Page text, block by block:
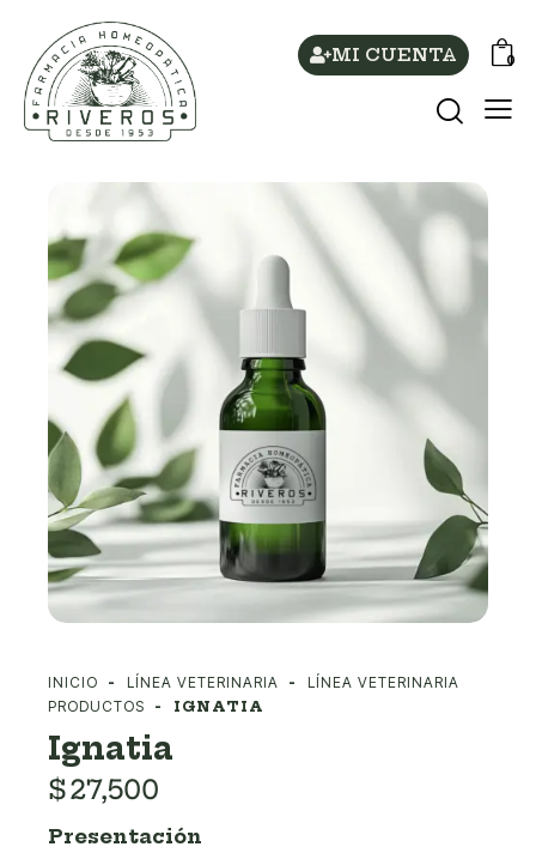
MI CUENTA 0
INICIO LÍNEA VETERINARIA
LÍNEA VETERINARIA
PRODUCTOS
IGNATIA
Ignatia
$27,500
Presentación